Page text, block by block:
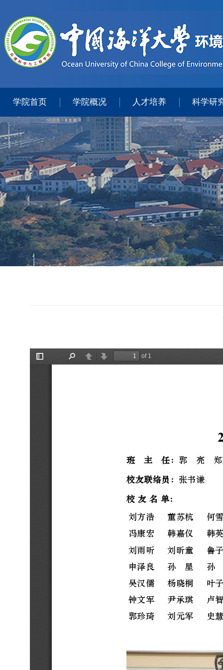
学院首页 学院概况 人才培养 科学研